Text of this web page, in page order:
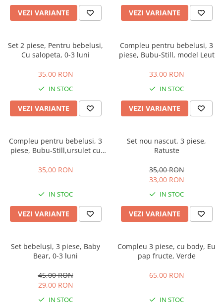
Bluze, pieptarase, mentite
Rochite bebeluse
Pantaloni de exterior
Bluze si pulovere
Babetele
Bluze, pieptarase, mentite
Ciorapi
Pantaloni de exterior
Bluze si pulovere
Hainute bumbac organic
Cos depozitare jucarii
Jocuri educative si de societate
Masinute electrice
Jucarii gonflabile
Jucarii de nisip
Table de scris
Carucioare papusi
Adidasi
Incaltaminte de panza
VEZI VARIANTE VEZI VARIANTE
Set 2 piese, Pentru bebelusi,
Cu salopeta, 0-3 luni
35,00 RON
IN STOC
VEZI VARIANTE
Compleu pentru bebelusi, 3
piese, Bubu-Still, model Leut
33,00 RON
IN STOC
VEZI VARIANTE
Compleu pentru bebelusi, 3
piese, Bubu-Still,ursulet cu
35,00 RON
IN STOC
VEZI VARIANTE
Set nou nascut, 3 piese,
Ratuste
35,00 RON
33,00 RON
IN STOC
VEZI VARIANTE
Set bebeluși, 3 piese, Baby
Bear, 0-3 luni
45,00 RON
29,00 RON
IN STOC
Compleu 3 piese, cu body, Eu
pap fructe, Verde
65,00 RON
IN STOC